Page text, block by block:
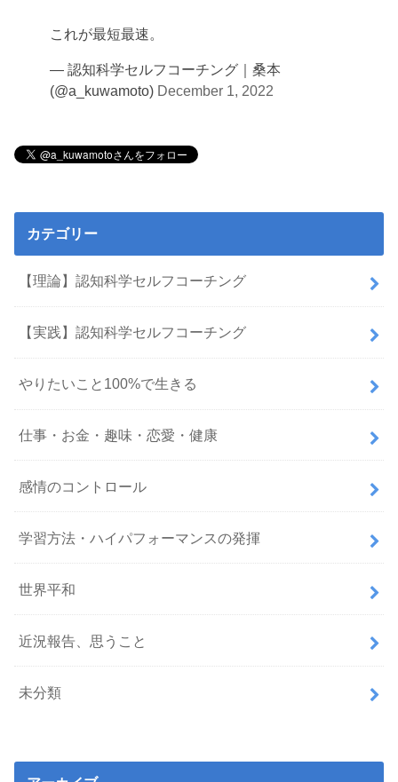
これが最短最速。
— 認知科学セルフコーチング｜桑本
(@a_kuwamoto) December 1, 2022
カテゴリー
【理論】認知科学セルフコーチング
【実践】認知科学セルフコーチング
やりたいこと100%で生きる
仕事・お金・趣味・恋愛・健康
感情のコントロール
学習方法・ハイパフォーマンスの発揮
世界平和
近況報告、思うこと
未分類